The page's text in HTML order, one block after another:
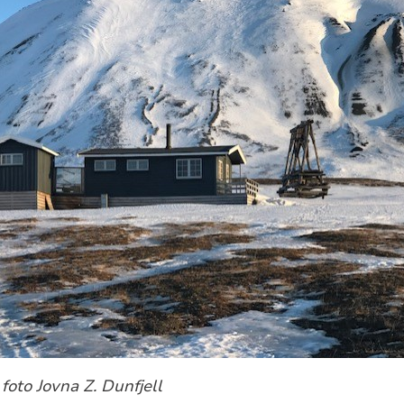
Jovna Z. Dunfjell